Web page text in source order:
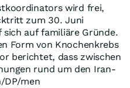
wird frei,
zum 30. Juni
sich auf familiäre Gründe.
Form von Knochenkrebs
berichtet, dass zwischen
rund um den Iran-
DP/men